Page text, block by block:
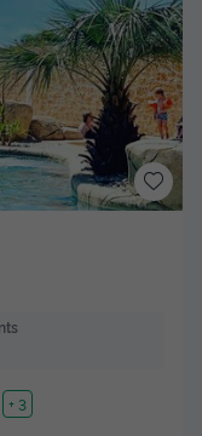
+ 3